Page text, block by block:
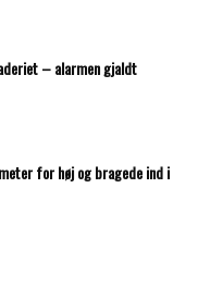
– alarmen gjaldt
for høj og bragede ind i